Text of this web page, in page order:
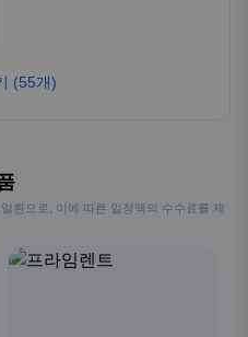
(55개)
환으로, 이에 따른 일정액의 수수료를 제